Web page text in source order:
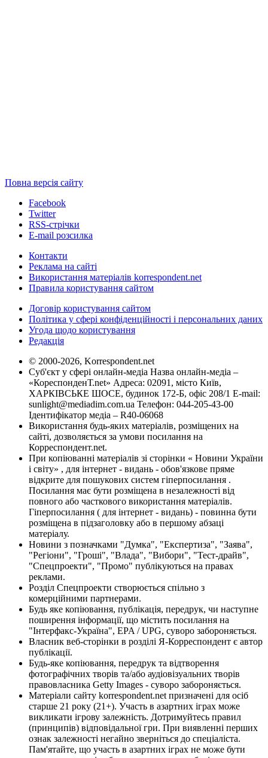
Повна версія сайту
Facebook
Twitter
RSS-стрічки
E-mail розсилка
Контакти
Реклама на сайті
Використання матеріалів korrespondent.net
Правила користування сайтом
Договір користування сайтом
Політика у сфері конфіденційності і персональних даних
Угода щодо користування
Редакція
© 2000-2026, Korrespondent.net
Суб'єкт у сфері онлайн-медіа Назва онлайн-медіа –
«КореспонденТ.net» Адреса: 02091, місто Київ,
ХАРКІВСЬКЕ ШОСЕ, будинок 172-Б, офіс 208/1 E-mail:
sunlight@mediadim.com.ua Телефон: 044-205-43-00
Ідентифікатор медіа – R40-06068
Використання будь-яких матеріалів, розміщених на
сайті, дозволяється за умови посилання на
Корреспондент.net.
При копіюванні матеріалів зі сторінки « Новини України
і світу» , для інтернет - видань - обов'язкове пряме
відкрите для пошукових систем гіперпосилання .
Посилання має бути розміщена в незалежності від
повного або часткового використання матеріалів.
Гіперпосилання ( для інтернет - видань) - повинна бути
розміщена в підзаголовку або в першому абзаці
матеріалу.
Новини з позначками "Думка", "Експертиза", "Заява",
"Регіони", "Гроші", "Влада", "Вибори", "Тест-драйв",
"Спецпроекти", "Промо" публікуються на правах
реклами.
Розділ Спецпроекти створюється спільно з
комерційними партнерами.
Будь яке копіювання, публікація, передрук, чи наступне
поширення інформації, що містить посилання на
"Інтерфакс-Україна", EPA / UPG, суворо забороняється.
Власник веб-сторінки в розділі Я-Корреспондент є автор
публікації.
Будь-яке копіювання, передрук та відтворення
фотографічних творів та/або аудіовізуальних творів
правовласника Getty Images - суворо забороняється.
Матеріали сайту korrespondent.net призначені для осіб
старше 21 року (21+). Участь в азартних іграх може
викликати ігрову залежність. Дотримуйтесь правил
(принципів) відповідальної гри. При виявленні перших
ознак залежності негайно зверніться до спеціаліста.
Пам'ятайте, що участь в азартних іграх не може бути